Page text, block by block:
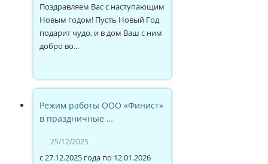
Поздравляем Вас с наступающим
Новым годом! Пусть Новый Год
подарит чудо, и в дом Ваш с ним
добро во...
Режим работы ООО «Финист»
в праздничные …
25/12/2025
с 27.12.2025 года по 12.01.2026